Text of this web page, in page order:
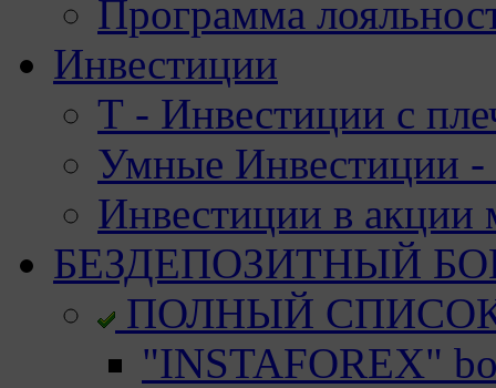
Программа
Инвестиции
Т - Инвестиции с
Умные Инвестиции -
Инвестиции в акции
БЕЗДЕПОЗИТНЫЙ
ПОЛНЫЙ
"INSTAFOREX"